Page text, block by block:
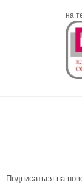
на
Подписаться на